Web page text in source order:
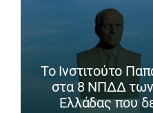
Το Ινστιτούτο
στα 8 ΝΠΔΔ
Ελλάδας που